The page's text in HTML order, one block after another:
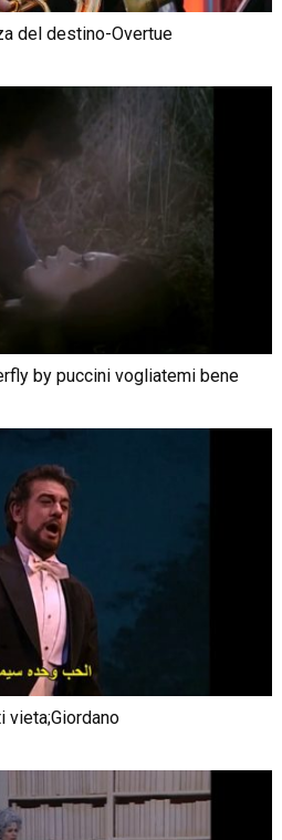
del destino-Overtue
by puccini vogliatemi bene
vieta;Giordano